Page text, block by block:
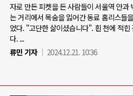
자로 만든 피켓을 든 사람들이 서울역 안과
는 거리에서 목숨을 잃어간 동료 홈리스들
었다. "고단한 삶이셨습니다". 흰 천에 적
다. ...
류민 기자
2024.12.21. 10:36